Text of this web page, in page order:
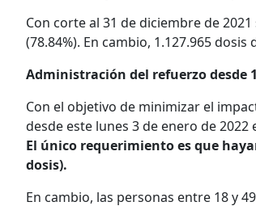
Con corte al 31 de diciembre de
(78.84%). En cambio, 1.127.965 dosis
Administración del refuerzo desde
Con el objetivo de minimizar el
desde este lunes 3 de enero de
El único requerimiento es que
dosis).
En cambio, las personas entre 18 y